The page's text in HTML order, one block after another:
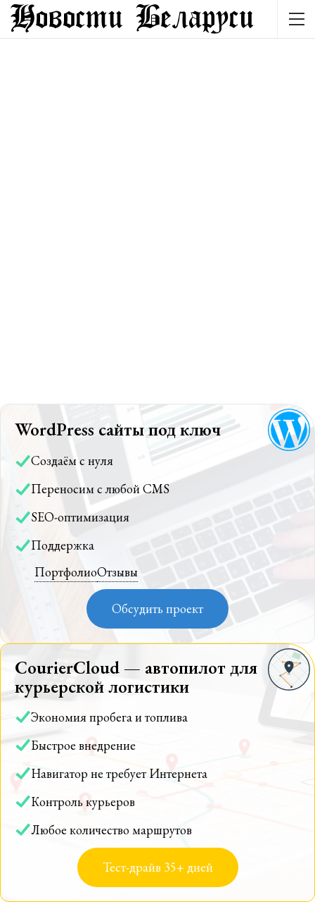
WordPress сайты под ключ
Создаём с нуля
Переносим с любой CMS
SEO-оптимизация
Поддержка
ПортфолиоОтзывы
Обсудить проект
CourierCloud — автопилот для
курьерской логистики
Экономия пробега и топлива
Быстрое внедрение
Навигатор не требует Интернета
Контроль курьеров
Любое количество маршрутов
Тест-драйв 35+ дней